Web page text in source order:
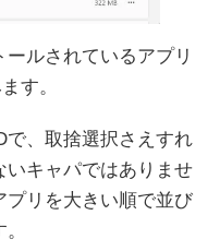
ルされているアプリ
す。
で、取捨選択さえすれ
いキャパではありませ
プリを大きい順で並び